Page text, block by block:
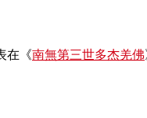
在《南無第三世多杰羌佛